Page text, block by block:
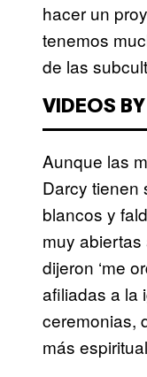
hacer un
tenemos
de las
VIDEOS
Aunque las
Darcy tienen
blancos y
muy
dijeron ‘me
afiliadas a la
ceremonias,
más